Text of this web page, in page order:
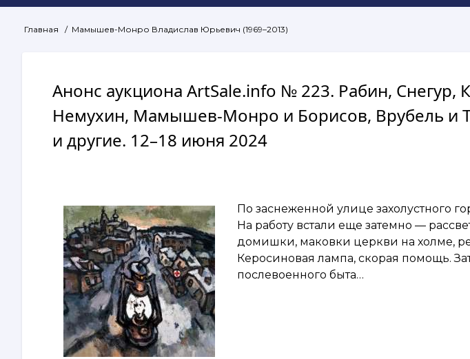
Строка
Главная Мамышев-Монро Владислав Юрьевич (1969–2013)
Анонс аукциона ArtSale.info № 223. Рабин, Снегур,
Немухин, Мамышев-Монро и Борисов, Врубель и
и другие. 12–18 июня 2024
По заснеженной улице захолустного
На работу встали еще затемно —
домишки, маковки церкви на холме,
Керосиновая лампа, скорая помощь.
послевоенного быта…